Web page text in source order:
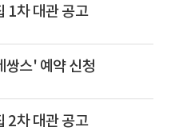
1차 대관 공고
쌍스' 예약 신청
2차 대관 공고